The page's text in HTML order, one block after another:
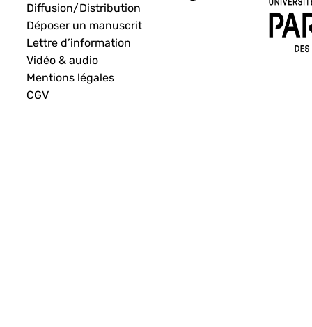
Diffusion/Distribution
Déposer un manuscrit
Lettre d’information
Vidéo & audio
Mentions légales
CGV